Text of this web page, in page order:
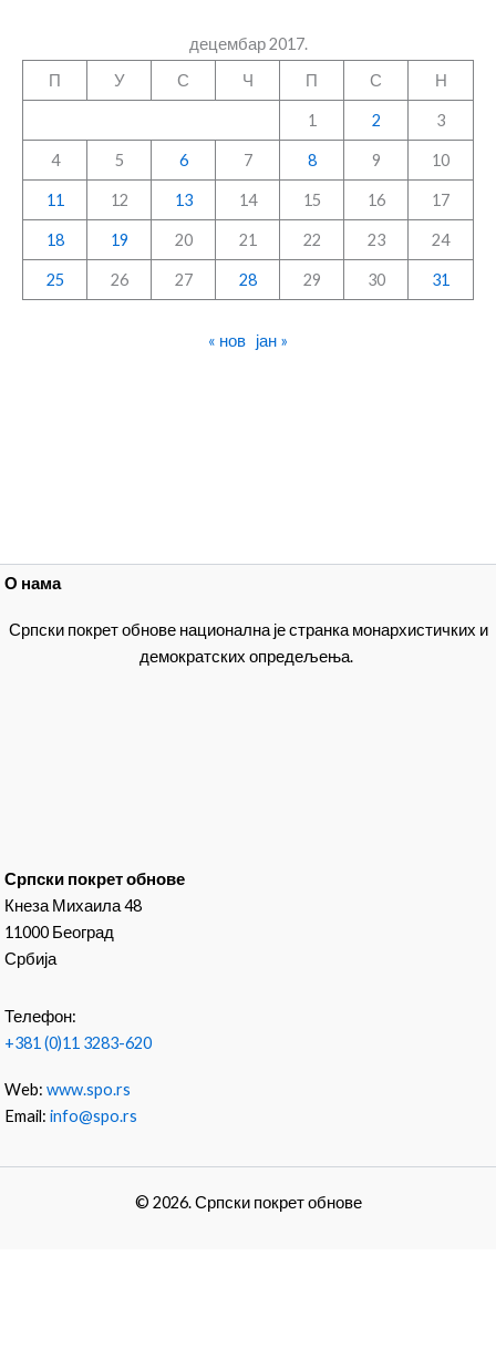
децембар 2017.
П
У С Ч П С Н
1 2 3
4 5 6 7 8 9 10
11 12 13 14 15 16 17
18 19 20 21 22 23 24
25 26 27 28 29 30 31
« нов јан »
О нама
Српски покрет обнове национална је странка монархистичких и
демократских опредељења.
Српски покрет обнове
Кнеза Михаила 48
11000 Београд
Србија
Телефон:
+381 (0)11 3283-620
Web:www.spo.rs
Email:info@spo.rs
© 2026. Српски покрет обнове